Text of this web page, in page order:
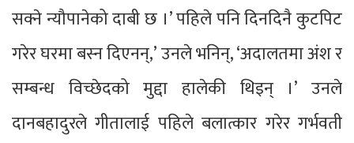
सक्ने न्यौपानेको दाबी छ ।’ पहिले पनि दिनदिनै कुटपिट
गरेर घरमा बस्न दिएनन्,’ उनले भनिन्, ‘अदालतमा अंश र
सम्बन्ध विच्छेदको मुद्दा हालेकी थिइन् ।’ उनले
दानबहादुरले गीतालाई पहिले बलात्कार गरेर गर्भवती